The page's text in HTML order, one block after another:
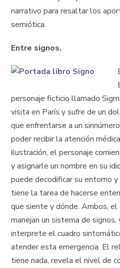
narrativo para resaltar los
semiótica.
Entre signos.
personaje ficticio llamado
visita en París y sufre de un
que enfrentarse a un
poder recibir la atención
ilustración, el personaje
y asignarle un nombre en su
puede decodificar su entorno
tiene la tarea de hacerse
que siente y dónde. Ambos,
manejan un sistema de
interprete el cuadro
atender esta emergencia. El
tiene nada, revela el nivel de